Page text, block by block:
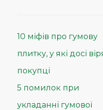
10 міфів про гумову
плитку, у які досі
покупці
5 помилок при
укладанні гумової